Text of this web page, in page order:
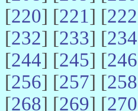
[220] [221] [222
[232] [233] [234
[244] [245] [246
[256] [257] [258
[268] [269] [270